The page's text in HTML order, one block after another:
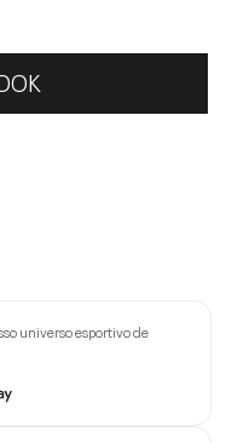
universo esportivo de